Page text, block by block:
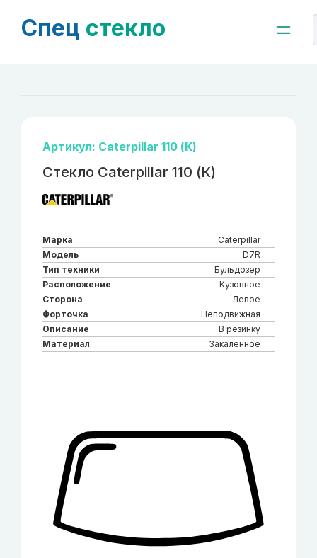
Спец стекло
Артикул: Caterpillar 110 (К)
Стекло Caterpillar 110 (К)
Марка
Caterpillar
Модель
D7R
Тип техники
Бульдозер
Расположение
Кузовное
Сторона
Левое
Форточка
Неподвижная
Описание
В резинку
Материал
Закаленное